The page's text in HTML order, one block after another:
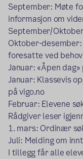
September: Møte
informasjon om
September/
Oktober-
foresatte ved behov
Januar: «Åpen
Januar: Klassevis
på vigo.no
Februar: Elevene
Rådgiver leser
1. mars: Ordinær
Juli: Melding om
I tillegg får alle